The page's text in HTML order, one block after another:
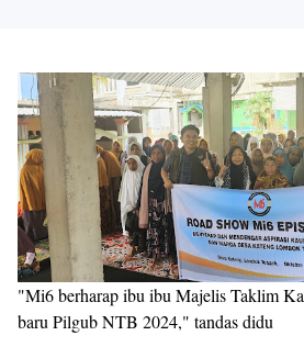
"Mi6 berharap ibu ibu Majelis Taklim
baru Pilgub NTB 2024," tandas didu